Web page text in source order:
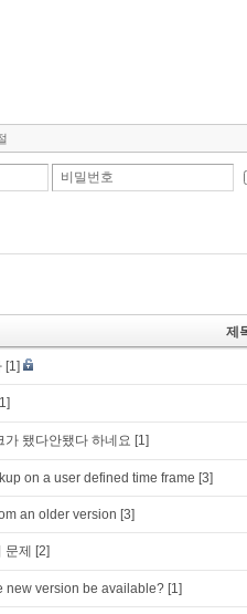
비밀번호
제
[1]
가 됐다안됐다 하네요 [1]
on a user defined time frame [3]
an older version [3]
제 [2]
new version be available? [1]